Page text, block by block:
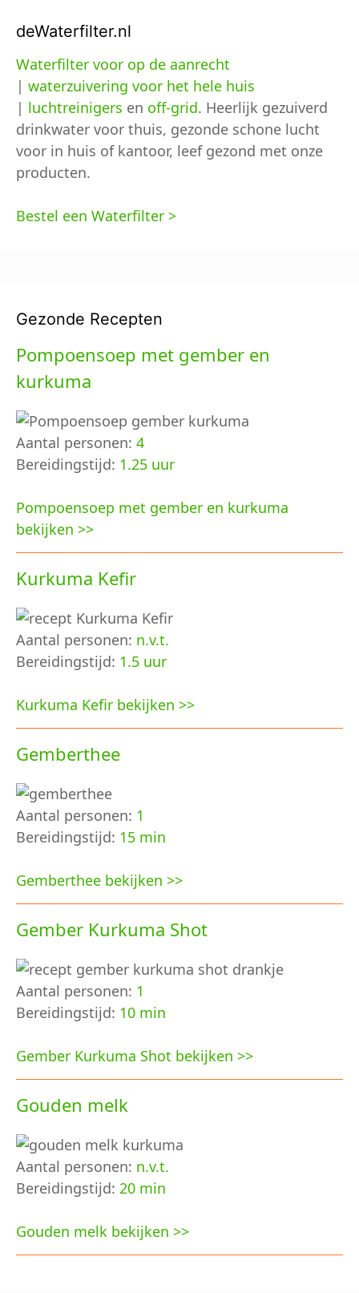
deWaterfilter.nl
Waterfilter voor op de aanrecht
| waterzuivering voor het hele huis
| luchtreinigers en off-grid. Heerlijk gezuiverd
drinkwater voor thuis, gezonde schone lucht
voor in huis of kantoor, leef gezond met onze
producten.
Bestel een Waterfilter >
Gezonde Recepten
Pompoensoep met gember en
kurkuma
Aantal personen: 4
Bereidingstijd: 1.25 uur
Pompoensoep met gember en kurkuma
bekijken >>
Kurkuma Kefir
Aantal personen: n.v.t.
Bereidingstijd: 1.5 uur
Kurkuma Kefir bekijken >>
Gemberthee
Aantal personen: 1
Bereidingstijd: 15 min
Gemberthee bekijken >>
Gember Kurkuma Shot
Aantal personen: 1
Bereidingstijd: 10 min
Gember Kurkuma Shot bekijken >>
Gouden melk
Aantal personen: n.v.t.
Bereidingstijd: 20 min
Gouden melk bekijken >>